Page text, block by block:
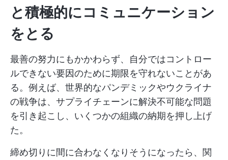
と積極的にコミュニケーション
をとる
最善の努力にもかかわらず、自分ではコントロー
ルできない要因のために期限を守れないことがあ
る。例えば、世界的なパンデミックやウクライナ
の戦争は、サプライチェーンに解決不可能な問題
を引き起こし、いくつかの組織の納期を押し上げ
た。
締め切りに間に合わなくなりそうになったら、関